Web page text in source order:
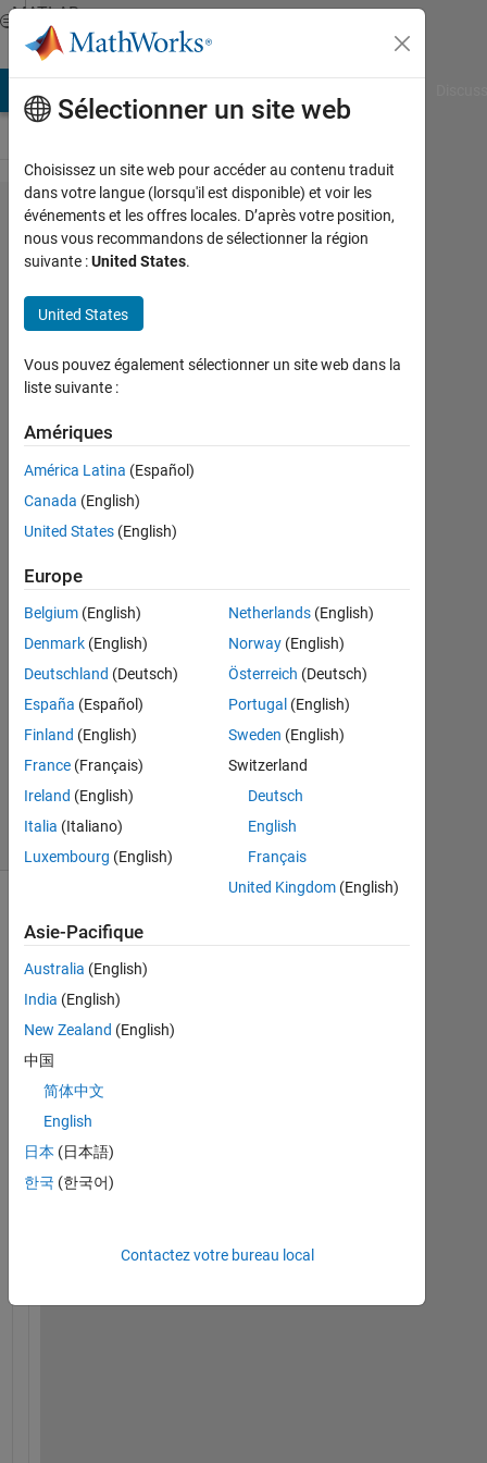
Passer au contenu
MATLAB
Answers
Aerospace
Blockset
ンス申請
Watanabe
Août
2019
2
acceptée
Mise
23
Août
2019
3 Vues
(30 jours)
M
i
d
Sélectionner un site web
Choisissez un site web pour accéder au contenu traduit
dans votre langue (lorsqu'il est disponible) et voir les
événements et les offres locales. D’après votre position,
nous vous recommandons de sélectionner la région
suivante :United States.
United States
Vous pouvez également sélectionner un site web dans la
liste suivante :
Amériques
América Latina (Español)
Canada (English)
United States (English)
Europe
Belgium (English)
Denmark (English)
Deutschland (Deutsch)
España (Español)
Finland (English)
France (Français)
Ireland (English)
Italia (Italiano)
Luxembourg (English)
Netherlands (English)
Norway (English)
Österreich (Deutsch)
Portugal (English)
Sweden (English)
Switzerland
Deutsch
English
Français
United Kingdom (English)
Asie-Pacifique
Australia (English)
India (English)
New Zealand (English)
中国
简体中文
English
日本 (日本語)
한국 (한국어)
Contactez votre bureau local